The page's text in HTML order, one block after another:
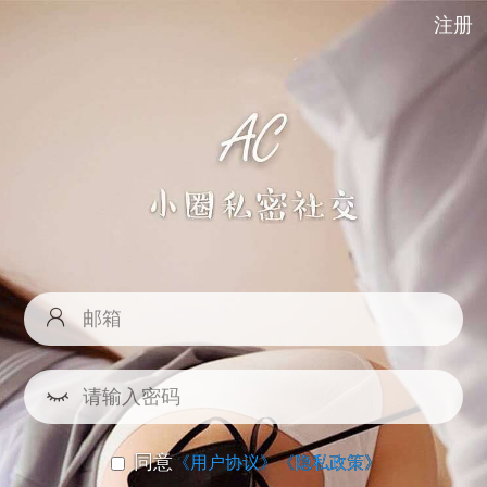
注册
同意《用户协议》《隐私政策》